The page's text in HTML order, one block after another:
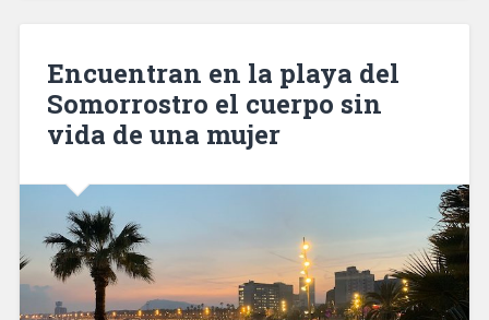
acusados
de
cometer
Encuentran en la playa del
Somorrostro el cuerpo sin
vida de una mujer